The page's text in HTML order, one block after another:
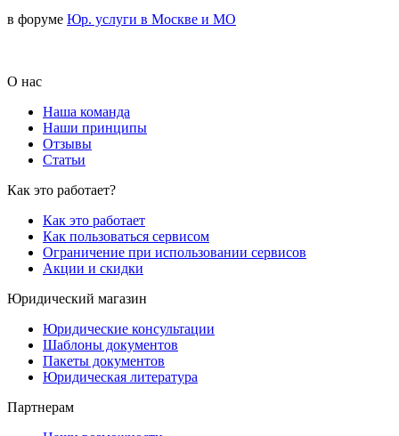
в форуме Юр. услуги в Москве и МО
О нас
Наша команда
Наши принципы
Отзывы
Статьи
Как это работает?
Как это работает
Как пользоваться сервисом
Ограничение при использовании сервисов
Акции и скидки
Юридический магазин
Юридические консультации
Шаблоны документов
Пакеты документов
Юридическая литература
Партнерам